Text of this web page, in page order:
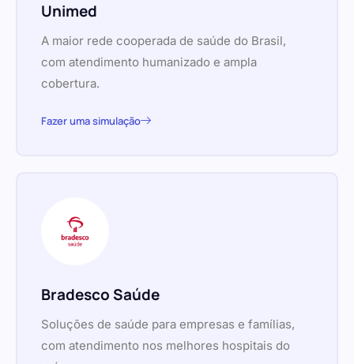
Unimed
A maior rede cooperada de saúde do Brasil,
com atendimento humanizado e ampla
cobertura.
Fazer uma simulação
Bradesco Saúde
Soluções de saúde para empresas e famílias,
com atendimento nos melhores hospitais do